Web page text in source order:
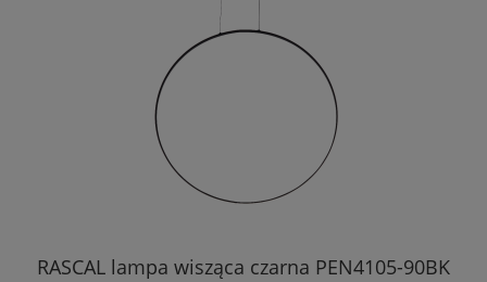
RASCAL lampa wisząca czarna PEN4105-90BK